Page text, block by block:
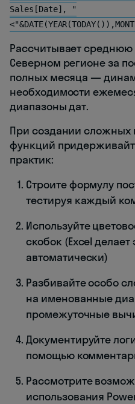
Sales[Date], "
Рассчитывает
Северном регионе за
полных месяца —
необходимости
диапазоны дат.
При создании сложных
функций
практик:
Строите формулу
тестируя каждый
Используйте
скобок (Excel делает
автоматически)
Разбивайте особо
на именованные
промежуточные
Документируйте
помощью
Рассмотрите
использования